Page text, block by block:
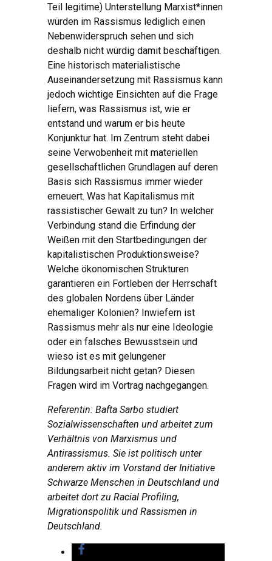
Teil legitime) Unterstellung Marxist*innen
würden im Rassismus lediglich einen
Nebenwiderspruch sehen und sich
deshalb nicht würdig damit beschäftigen.
Eine historisch materialistische
Auseinandersetzung mit Rassismus kann
jedoch wichtige Einsichten auf die Frage
liefern, was Rassismus ist, wie er
entstand und warum er bis heute
Konjunktur hat. Im Zentrum steht dabei
seine Verwobenheit mit materiellen
gesellschaftlichen Grundlagen auf deren
Basis sich Rassismus immer wieder
erneuert. Was hat Kapitalismus mit
rassistischer Gewalt zu tun? In welcher
Verbindung stand die Erfindung der
Weißen mit den Startbedingungen der
kapitalistischen Produktionsweise?
Welche ökonomischen Strukturen
garantieren ein Fortleben der Herrschaft
des globalen Nordens über Länder
ehemaliger Kolonien? Inwiefern ist
Rassismus mehr als nur eine Ideologie
oder ein falsches Bewusstsein und
wieso ist es mit gelungener
Bildungsarbeit nicht getan? Diesen
Fragen wird im Vortrag nachgegangen.
Referentin: Bafta Sarbo studiert
Sozialwissenschaften und arbeitet zum
Verhältnis von Marxismus und
Antirassismus. Sie ist politisch unter
anderem aktiv im Vorstand der Initiative
Schwarze Menschen in Deutschland und
arbeitet dort zu Racial Profiling,
Migrationspolitik und Rassismen in
Deutschland.